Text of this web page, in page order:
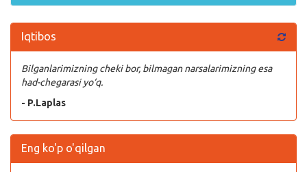
Iqtibos
Bilganlarimizning cheki bor, bilmagan narsalarimizning esa
had-chegarasi yo‘q.
- P.Laplas
Eng ko'p o'qilgan